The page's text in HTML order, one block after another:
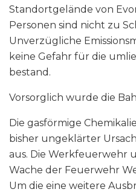
Standortgelände von
Personen sind nicht zu
Unverzügliche
keine Gefahr für die
bestand.
Vorsorglich wurde die
Die gasförmige
bisher ungeklärter
aus. Die Werkfeuerwehr
Wache der Feuerwehr
Um die eine weitere